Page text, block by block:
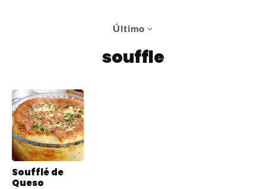
Último
souffle
Soufflé de
Queso